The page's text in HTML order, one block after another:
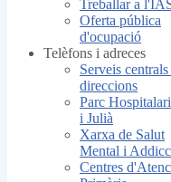
Treballar a
Oferta pública
d'ocupació
Telèfons i adreces
Serveis
direccions
Parc
i Julià
Xarxa de Salut
Mental i
Centres